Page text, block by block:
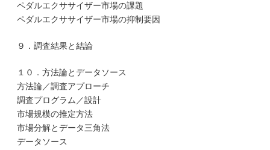
ペダルエクササイザー市場の課題
ペダルエクササイザー市場の抑制要因
９．調査結果と結論
１０．方法論とデータソース
方法論／調査アプローチ
調査プログラム／設計
市場規模の推定方法
市場分解とデータ三角法
データソース